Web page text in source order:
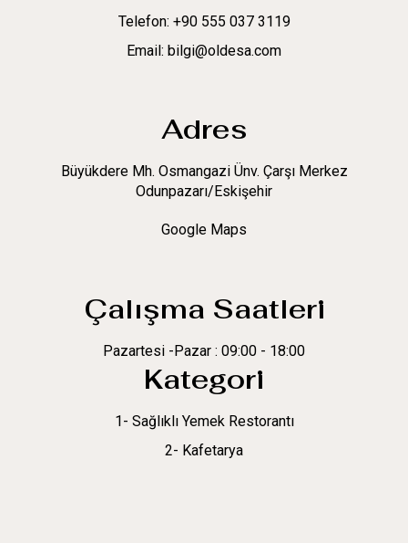
Telefon: +90 555 037 3119
Email: bilgi@oldesa.com
Adres
Büyükdere Mh. Osmangazi Ünv. Çarşı Merkez
Odunpazarı/Eskişehir
Google Maps
Çalışma Saatleri
Pazartesi -Pazar : 09:00 - 18:00
Kategori
1- Sağlıklı Yemek Restorantı
2- Kafetarya